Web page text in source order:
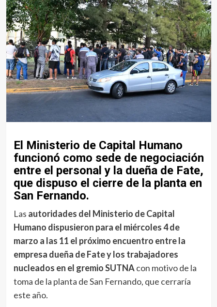
El Ministerio de Capital Humano
funcionó como sede de negociación
entre el personal y la dueña de Fate,
que dispuso el cierre de la planta en
San Fernando.
Las autoridades del Ministerio de Capital
Humano dispusieron para el miércoles 4 de
marzo a las 11 el próximo encuentro entre la
empresa dueña de Fate y los trabajadores
nucleados en el gremio SUTNAcon motivo de la
toma de la planta de San Fernando, que cerraría
este año.